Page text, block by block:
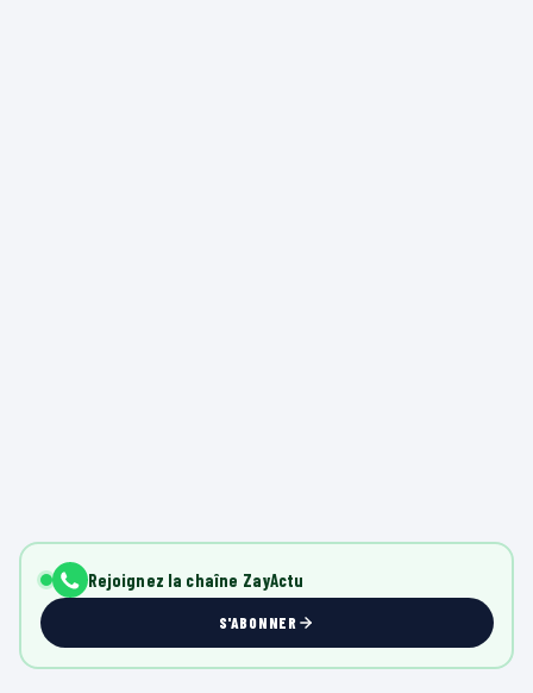
Rejoignez la chaîne ZayActu
S'ABONNER